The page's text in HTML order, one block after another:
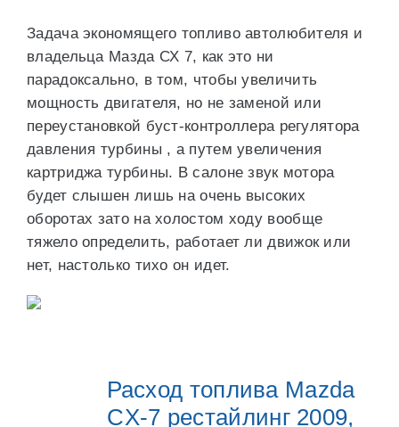
Задача экономящего топливо автолюбителя и
владельца Мазда СХ 7, как это ни
парадоксально, в том, чтобы увеличить
мощность двигателя, но не заменой или
переустановкой буст-контроллера регулятора
давления турбины , а путем увеличения
картриджа турбины. В салоне звук мотора
будет слышен лишь на очень высоких
оборотах зато на холостом ходу вообще
тяжело определить, работает ли движок или
нет, настолько тихо он идет.
Расход топлива Mazda
CX-7 рестайлинг 2009,